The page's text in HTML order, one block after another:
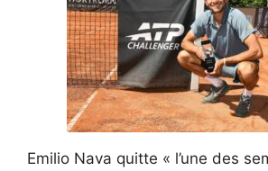
Emilio Nava quitte « l’une des